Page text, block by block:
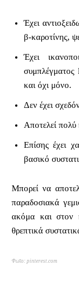
Έχει
β-καροτίνης,
Έχει
συμπλέγματος
και όχι μόνο.
Δεν έχει
Αποτελεί
Επίσης έχει
βασικό
Μπορεί να
παραδοσιακά
ακόμα και στον
θρεπτικά
Φωτο: pinterest.com